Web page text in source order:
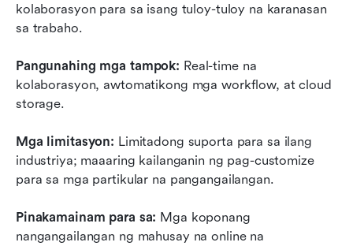
kolaborasyon para sa isang tuloy-tuloy na karanasan
sa trabaho.
Pangunahing mga tampok: Real-time na
kolaborasyon, awtomatikong mga workflow, at cloud
storage.
Mga limitasyon: Limitadong suporta para sa ilang
industriya; maaaring kailanganin ng pag-customize
para sa mga partikular na pangangailangan.
Pinakamainam para sa: Mga koponang
nangangailangan ng mahusay na online na